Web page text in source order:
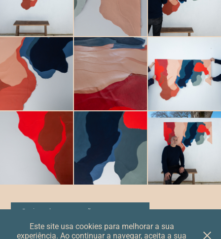
Se tiver alguma questão, contacte-nos
Este site usa cookies para melhorar a sua
experiência. Ao continuar a navegar, aceita a sua